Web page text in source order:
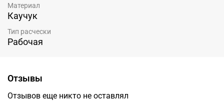
Материал
Каучук
Тип расчески
Рабочая
Отзывы
Отзывов еще никто не оставлял